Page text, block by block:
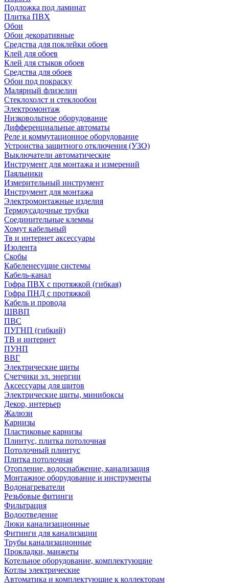
Подложка под ламинат
Плитка ПВХ
Обои
Обои декоративные
Средства для поклейки обоев
Клей для обоев
Клей для стыков обоев
Средства для обоев
Обои под покраску
Малярный флизелин
Стеклохолст и стеклообои
Электромонтаж
Низковольтное оборудование
Дифференциальные автоматы
Реле и коммутационное оборудование
Устроиства защитного отключения (УЗО)
Выключатели автоматические
Инструмент для монтажа и измерений
Паяльники
Измерительный инструмент
Инструмент для монтажа
Электромонтажные изделия
Термоусадочные трубки
Соединительные клеммы
Хомут кабельный
Тв и интернет аксессуары
Изолента
Скобы
Кабеленесущие системы
Кабель-канал
Гофра ПВХ с протяжкой (гибкая)
Гофра ПНД с протяжкой
Кабель и провода
ШВВП
ПВС
ПУГНП (гибкий)
ТВ и интернет
ПУНП
ВВГ
Электрические щиты
Счетчики эл. энергии
Аксессуары для щитов
Электрические щиты, минибоксы
Декор, интерьер
Жалюзи
Карнизы
Пластиковые карнизы
Плинтус, плитка потолочная
Потолочный плинтус
Плитка потолочная
Отопление, водоснабжение, канализация
Монтажное оборудование и инструменты
Водонагреватели
Резьбовые фитинги
Фильтрация
Водоотведение
Люки канализационные
Фитинги для канализации
Трубы канализационные
Прокладки, манжеты
Котельное оборудование, комплектующие
Котлы электрические
Автоматика и комплектующие к коллекторам